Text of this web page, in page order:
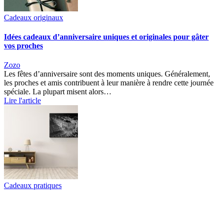
Cadeaux originaux
Idées cadeaux d’anniversaire uniques et originales pour gâter
vos proches
Zozo
Les fêtes d’anniversaire sont des moments uniques. Généralement,
les proches et amis contribuent à leur manière à rendre cette journée
spéciale. La plupart misent alors…
Lire l'article
Cadeaux pratiques